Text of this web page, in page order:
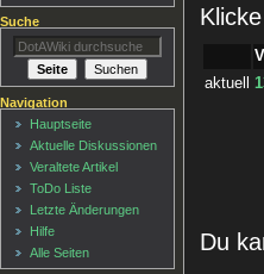
aktuell
Du
Suche
Navigation
Hauptseite
Aktuelle Diskussionen
Veraltete Artikel
ToDo Liste
Letzte Änderungen
Hilfe
Alle Seiten